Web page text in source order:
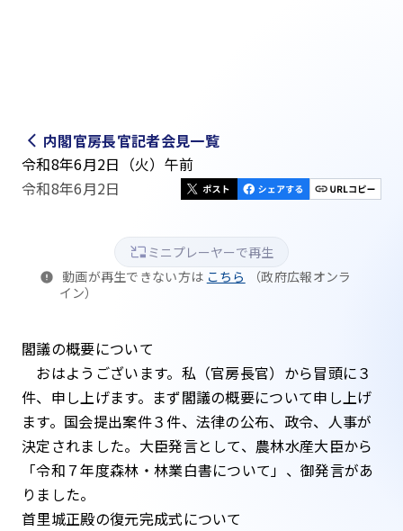
内閣官房長官記者会見一覧
令和8年6月2日（火）午前
令和8年6月2日
動画が再生できない方は こちら
（政府広報オンラ
イン）
ミニプレーヤーで再生
閣議の概要について
おはようございます。私（官房長官）から冒頭に３
件、申し上げます。まず閣議の概要について申し上げ
ます。国会提出案件３件、法律の公布、政令、人事が
決定されました。大臣発言として、農林水産大臣から
「令和７年度森林・林業白書について」、御発言があ
りました。
首里城正殿の復元完成式について